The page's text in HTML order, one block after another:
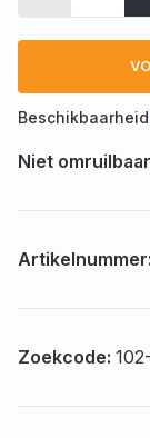
Niet omruilbaar
Artikelnummer:
Zoekcode: